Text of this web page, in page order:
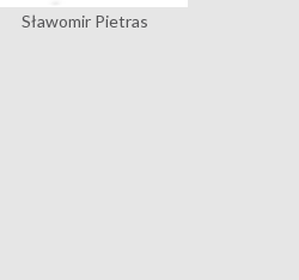
Sławomir Pietras